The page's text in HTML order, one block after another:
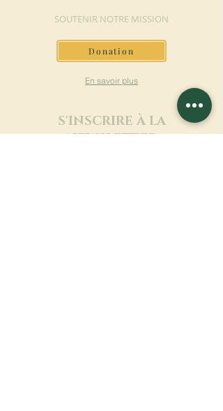
SOUTENIR NOTRE MISSION
Donation
En savoir plus
S'INSCRIRE À LA
NEWSLETTER